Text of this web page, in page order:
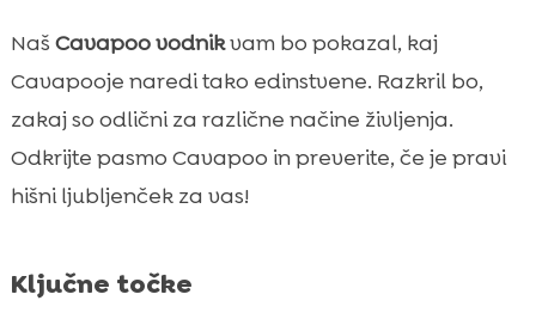
 Usposabljanje in socializacija
 Najboljše aktivnosti za Cavapooje
 Cavapoo in otroci
 Cavapoo v stanovanju
 Cavapoo in drugi hišni ljubljenčki
Redni veterinarski pregledi
Naš Cavapoo vodnikvam bo pokazal, kaj
Cavapooje naredi tako edinstvene. Razkril bo,
zakaj so odlični za različne načine življenja.
Odkrijte pasmo Cavapoo in preverite, če je pravi
hišni ljubljenček za vas!
Ključne točke